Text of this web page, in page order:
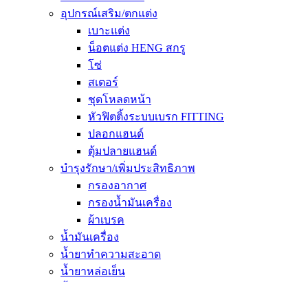
อุปกรณ์เสริม/ตกแต่ง
เบาะแต่ง
น็อตแต่ง HENG สกรู
โซ่
สเตอร์
ชุดโหลดหน้า
หัวฟิตติ้งระบบเบรก FITTING
ปลอกแฮนด์
ตุ้มปลายแฮนด์
บำรุงรักษา/เพิ่มประสิทธิภาพ
กรองอากาศ
กรองน้ำมันเครื่อง
ผ้าเบรค
น้ำมันเครื่อง
น้ำยาทำความสะอาด
น้ำยาหล่อเย็น